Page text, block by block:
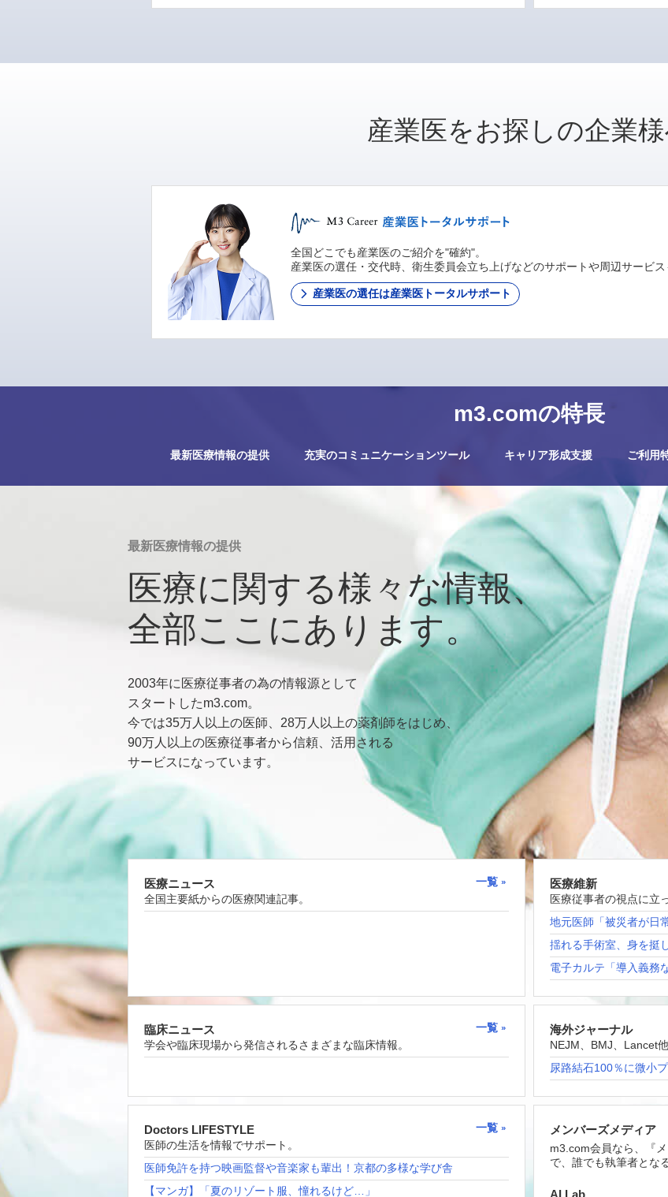
m3.comの特長
最新医療情報の提供 充実のコミュニケーションツール キャリア形成支援 ご利用
産業医をお探しの企業
全国どこでも産業医のご紹介を"確約"。
産業医の選任・交代時、衛生委員会立ち上げなどのサポートや周辺サービ
産業医の選任は産業医トータルサポート
最新医療情報の提供
医療に関する様々な情報、
全部ここにあります。
2003年に医療従事者の為の情報源として
スタートしたm3.com。
今では35万人以上の医師、28万人以上の薬剤師をはじめ、
90万人以上の医療従事者から信頼、活用される
サービスになっています。
医療ニュース
一覧
全国主要紙からの医療関連記事。
医療維新
医療従事者の視点に立
地元医師「被災者が日
揺れる手術室、身を挺
電子カルテ「導入義務
臨床ニュース
一覧
学会や臨床現場から発信されるさまざまな臨床情報。
海外ジャーナル
NEJM、BMJ、Lancet
尿路結石100％に微小
Doctors LIFESTYLE
一覧
医師の生活を情報でサポート。
医師免許を持つ映画監督や音楽家も輩出！京都の多様な学び舎
【マンガ】「夏のリゾート服、憧れるけど…」
メンバーズメディア
m3.com会員なら、『
で、誰でも執筆者とな
AI Lab